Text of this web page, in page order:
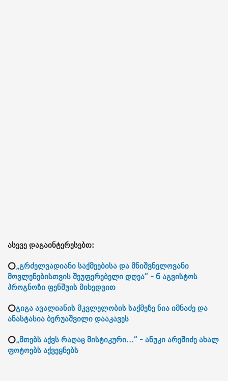
ასევე დაგაინტერესებთ:
⭕„გრძელვადიანი საქმეებისა და მნიშვნელოვანი
მოვლენებისთვის შეუფერებელი დღეა“ - 6 აგვისტოს
პროგნოზი ფენშუის მიხედვით
⭕გიგა ავალიანის მკვლელობის საქმეზე ნია იმნაძე და
ანასტასია ბერუაშვილი დააკავეს
⭕„მთებს აქვს რაღაც მისტიკური...“ - ანუკი არეშიძე ახალ
ფოტოებს აქვეყნებს